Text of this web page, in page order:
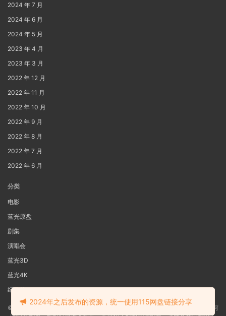
2024 年 7 月
2024 年 6 月
2024 年 5 月
2023 年 4 月
2023 年 3 月
2022 年 12 月
2022 年 11 月
2022 年 10 月
2022 年 9 月
2022 年 8 月
2022 年 7 月
2022 年 6 月
分类
电影
蓝光原盘
剧集
演唱会
蓝光3D
蓝光4K
纪录片
©2022 蓝光电影网本站资源来源于网络用户网盘投稿，本站服务器不储存任何
2024年之后发布的资源，统一使用115网盘链接分享